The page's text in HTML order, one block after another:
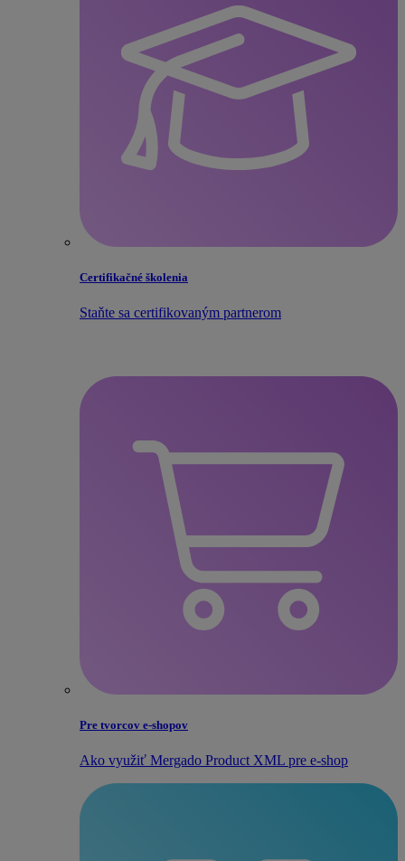
Certifikačné školenia
Staňte sa certifikovaným partnerom
Pre tvorcov e‑shopov
Ako využiť Mergado Product XML pre e‑shop